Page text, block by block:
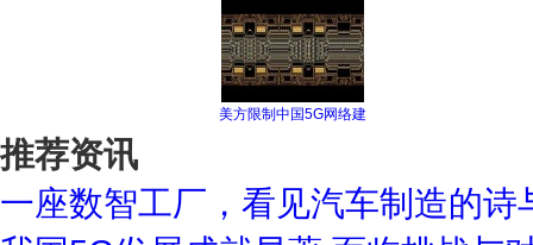
美方限制中国5G网络建
推荐资讯
一座数智工厂，看见汽车制造的诗